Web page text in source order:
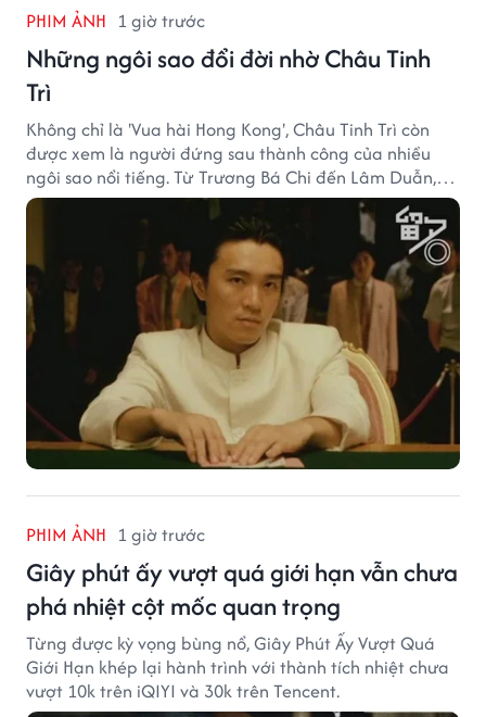
PHIM ẢNH 1 giờ trước
Những ngôi sao đổi đời nhờ Châu Tinh
Trì
Không chỉ là 'Vua hài Hong Kong', Châu Tinh Trì còn
được xem là người đứng sau thành công của nhiều
ngôi sao nổi tiếng. Từ Trương Bá Chi đến Lâm Duẫn,
không ít diễn viên đã bước sang trang mới trong sự
nghiệp nhờ cơ hội từ Châu Tinh Trì.
PHIM ẢNH 1 giờ trước
Giây phút ấy vượt quá giới hạn vẫn chưa
phá nhiệt cột mốc quan trọng
Từng được kỳ vọng bùng nổ, Giây Phút Ấy Vượt Quá
Giới Hạn khép lại hành trình với thành tích nhiệt chưa
vượt 10k trên iQIYI và 30k trên Tencent.